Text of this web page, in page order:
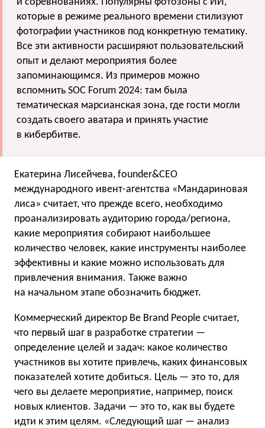
которые в режиме реального времени стилизуют
фотографии участников под конкретную тематику.
Все эти активности расширяют пользовательский
опыт и делают мероприятия более
запоминающимся. Из примеров можно
вспомнить SOC Forum 2024: там была
тематическая марсианская зона, где гости могли
создать своего аватара и принять участие
в кибербитве.
Екатерина Лисейчева, founder&CEO
международного ивент-агентства «Мандариновая
лиса» считает, что прежде всего, необходимо
проанализировать аудиторию города/региона,
какие мероприятия собирают наибольшее
количество человек, какие инструменты наиболее
эффективны и какие можно использовать для
привлечения внимания. Также важно
на начальном этапе обозначить бюджет.
Коммерческий директор Be Brand People считает,
что первый шаг в разработке стратегии —
определение целей и задач: какое количество
участников вы хотите привлечь, каких финансовых
показателей хотите добиться. Цель — это то, для
чего вы делаете мероприятие, например, поиск
новых клиентов. Задачи — это то, как вы будете
идти к этим целям. «Следующий шаг — анализ